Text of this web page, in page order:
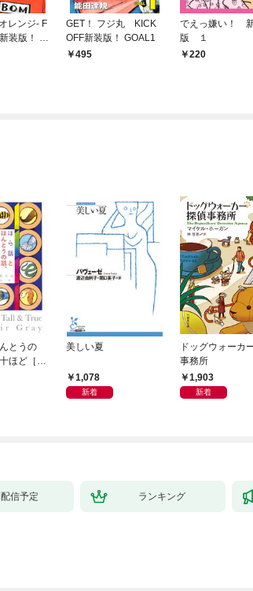
レンジ- F
装版！ 第
GET！ フジ丸 KICK
OFF新装版！ GOAL1
495
でえっ嫌い！
版 １
220
とうの
ほど［新
美しい夏
1,078
新着
ドッグウォーカ
事務所
1,903
新着
信予定 ランキング